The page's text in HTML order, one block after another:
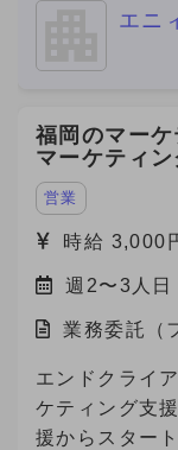
エニ
福岡のマー
マーケティ
営業
時給 3,000
週2〜3人日
業務委託（
エンドクライ
ケティング支
援からスター